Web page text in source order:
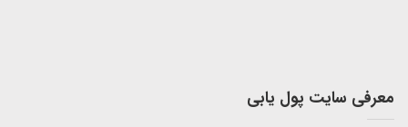
معرفی سایت پول یابی